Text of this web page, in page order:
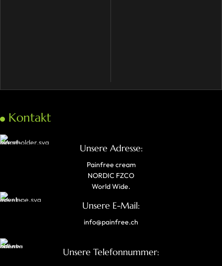
Kontakt
Unsere Adresse:
Painfree cream
NORDIC FZCO
World Wide.
Unsere E-Mail:
info@painfree.ch
Unsere Telefonnummer: